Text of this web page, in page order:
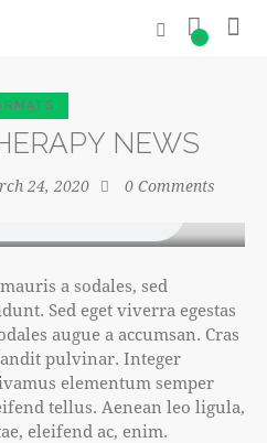
0
NEWS
24, 2020 0 Comments
a sodales, sed
Sed eget viverra egestas
augue a accumsan. Cras
pulvinar. Integer
elementum semper
tellus. Aenean leo ligula,
eleifend ac, enim.